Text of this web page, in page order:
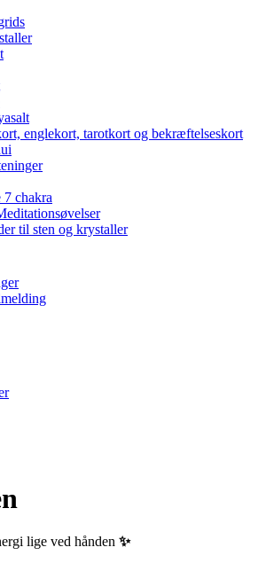
englekort, tarotkort og bekræftelseskort
chakra
til sten og krystaller
lige ved hånden ✨